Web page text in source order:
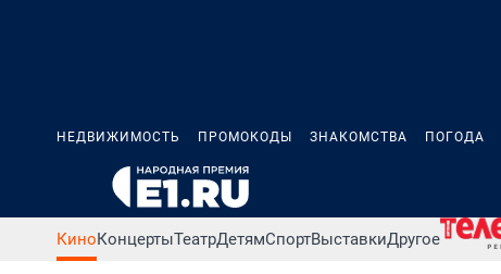
НЕДВИЖИМОСТЬ ПРОМОКОДЫ ЗНАКОМСТВА ПОГОДА
КиноКонцертыТеатрДетямСпортВыставкиДругое